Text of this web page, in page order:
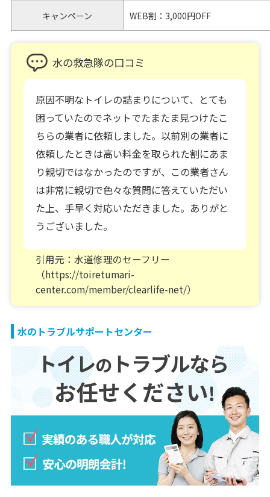
キャンペーン WEB割：3,000円OFF
水の救急隊の口コミ
原因不明なトイレの詰まりについて、とても
困っていたのでネットでたまたま見つけたこ
ちらの業者に依頼しました。以前別の業者に
依頼したときは高い料金を取られた割にあま
り親切ではなかったのですが、この業者さん
は非常に親切で色々な質問に答えていただい
た上、手早く対応いただきました。ありがと
うございました。
引用元：水道修理のセーフリー
（https://toiretumari-
center.com/member/clearlife-net/）
水のトラブルサポートセンター